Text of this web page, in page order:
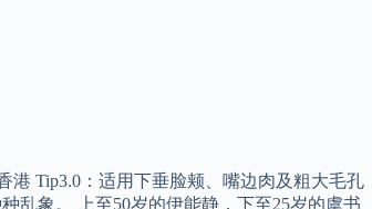
港 Tip3.0：适用下垂脸颊、嘴边肉及粗大毛孔
乱象。 上至50岁的伊能静，下至25岁的虞书